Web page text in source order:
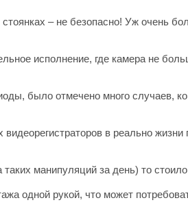
– не безопасно! Уж очень
исполнение, где камера не
было отмечено много случаев,
в реально
манипуляций за день) то
рукой, что может